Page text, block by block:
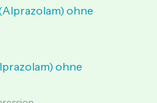
ohne